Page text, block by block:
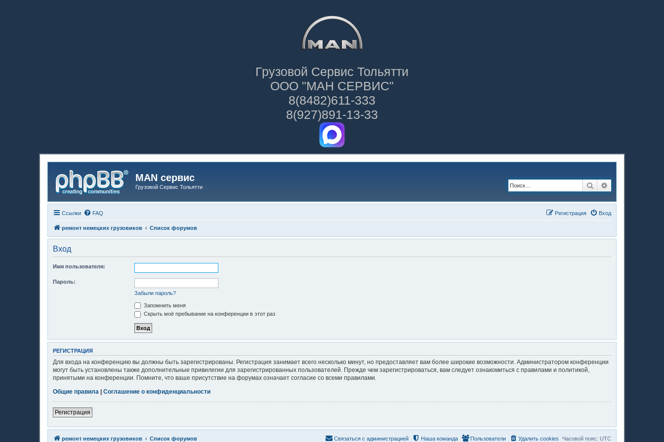
Грузовой Сервис Тольятти
ООО "МАН СЕРВИС"
8(8482)611-333
8(927)891-13-33
MAN сервис
Грузовой Сервис Тольятти Поиск
Ссылки FAQ Вход
Регистрация
ремонт немецких грузовиков Список форумов
Вход
Имя пользователя:
Пароль:
Забыли пароль?
Запомнить меня
Скрыть моё пребывание на конференции в этот раз
РЕГИСТРАЦИЯ
Для входа на конференцию вы должны быть зарегистрированы. Регистрация занимает всего несколько минут, но предоставляет вам более широкие возможности. Администратором конференции
могут быть установлены также дополнительные привилегии для зарегистрированных пользователей. Прежде чем зарегистрироваться, вам следует ознакомиться с правилами и политикой,
принятыми на конференции. Помните, что ваше присутствие на форумах означает согласие со всеми правилами.
Общие правила
Соглашение о конфиденциальности
Регистрация
ремонт немецких грузовиков Список форумов Часовой пояс: UTC
Удалить cookies
Пользователи
Наша команда
Связаться с администрацией